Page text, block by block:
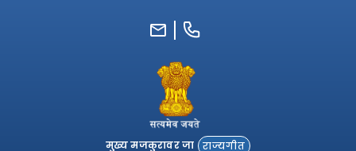
मुख्य मजकुरावर जा राज्यगीत